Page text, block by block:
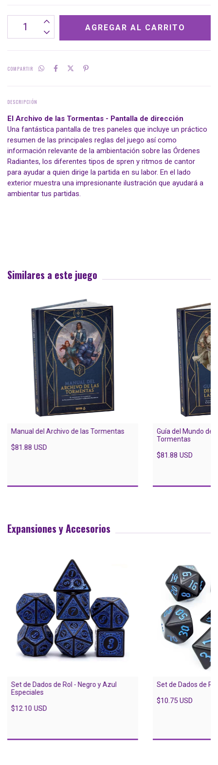
COMPARTIR
DESCRIPCIÓN
El Archivo de las Tormentas - Pantalla de dirección
Una fantástica pantalla de tres paneles que incluye un práctico
resumen de las principales reglas del juego así como
información relevante de la ambientación sobre las Órdenes
Radiantes, los diferentes tipos de spren y ritmos de cantor
para ayudar a quien dirige la partida en su labor. En el lado
exterior muestra una impresionante ilustración que ayudará a
ambientar tus partidas.
Similares a este juego
Manual del Archivo de las Tormentas
$81.88 USD
Guía del Mundo del
Tormentas
$81.88 USD
Expansiones y Accesorios
Set de Dados de Rol - Negro y Azul
Especiales
$12.10 USD
Set de Dados de
$10.75 USD